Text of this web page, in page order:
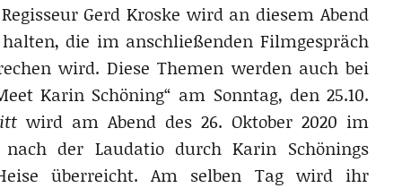
Gerd Kroske wird an diesem Abend
die im anschließenden Filmgespräch
wird. Diese Themen werden auch bei
Karin Schöning“ am Sonntag, den 25.10.
wird am Abend des 26. Oktober 2020 im
der Laudatio durch Karin Schönings
überreicht. Am selben Tag wird ihr